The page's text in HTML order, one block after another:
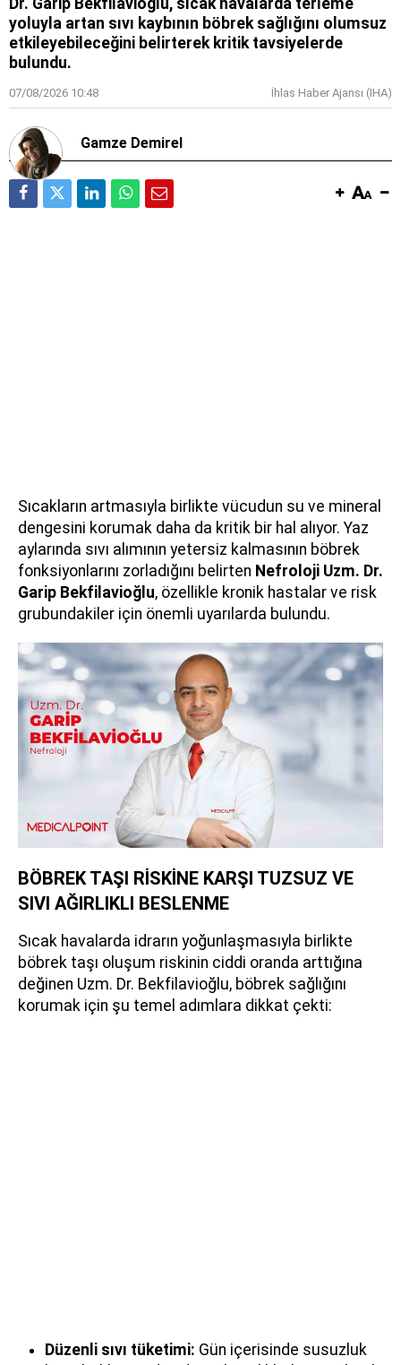
yoluyla artan sıvı kaybının böbrek sağlığını olumsuz
etkileyebileceğini belirterek kritik tavsiyelerde
bulundu.
07/08/2026 10:48 İhlas Haber Ajansı (IHA)
Gamze Demirel
Sıcakların artmasıyla birlikte vücudun su ve mineral
dengesini korumak daha da kritik bir hal alıyor. Yaz
aylarında sıvı alımının yetersiz kalmasının böbrek
fonksiyonlarını zorladığını belirten Nefroloji Uzm. Dr.
Garip Bekfilavioğlu, özellikle kronik hastalar ve risk
grubundakiler için önemli uyarılarda bulundu.
BÖBREK TAŞI RİSKİNE KARŞI TUZSUZ VE
SIVI AĞIRLIKLI BESLENME
Sıcak havalarda idrarın yoğunlaşmasıyla birlikte
böbrek taşı oluşum riskinin ciddi oranda arttığına
değinen Uzm. Dr. Bekfilavioğlu, böbrek sağlığını
korumak için şu temel adımlara dikkat çekti:
Düzenli sıvı tüketimi: Gün içerisinde susuzluk